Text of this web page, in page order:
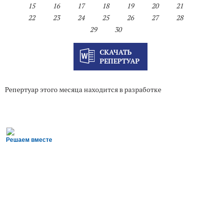
15
16 17 18 19 20
21
22
23 24 25 26 27
28
29
30
СКАЧАТЬ
РЕПЕРТУАР
Репертуар этого месяца находится в разработке
Решаем вместе